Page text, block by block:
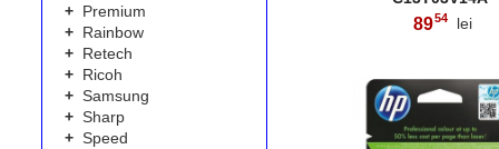
+ Premium
+ Rainbow
+ Retech
+ Ricoh
+ Samsung
+ Sharp
+ Speed
89,54 lei